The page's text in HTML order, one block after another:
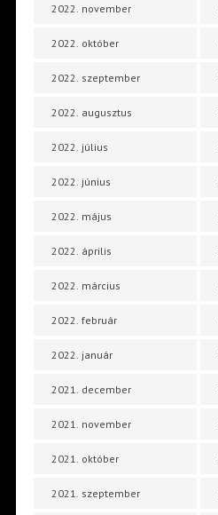
2022. november
2022. október
2022. szeptember
2022. augusztus
2022. július
2022. június
2022. május
2022. április
2022. március
2022. február
2022. január
2021. december
2021. november
2021. október
2021. szeptember